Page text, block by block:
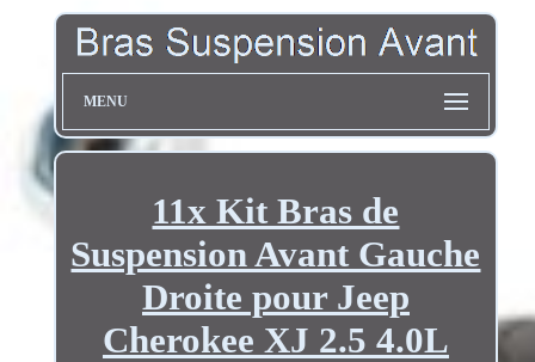
MENU
11x Kit Bras de
Suspension Avant Gauche
Droite pour Jeep
Cherokee XJ 2.5 4.0L